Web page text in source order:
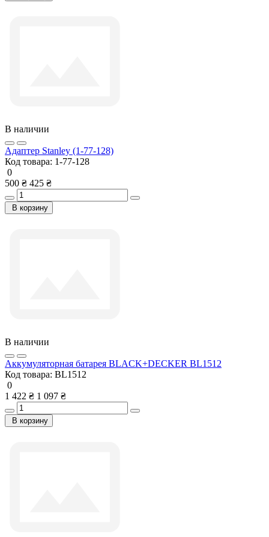
В наличии
Адаптер Stanley (1-77-128)
Код товара: 1-77-128
0
500 ₴ 425 ₴
В корзину
В наличии
Аккумуляторная батарея BLACK+DECKER BL1512
Код товара: BL1512
0
1 422 ₴ 1 097 ₴
В корзину